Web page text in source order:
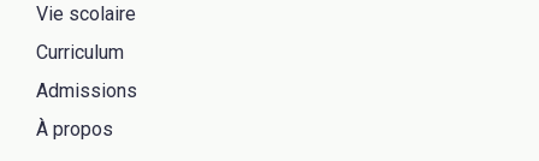
Vie scolaire
Curriculum
Admissions
À propos